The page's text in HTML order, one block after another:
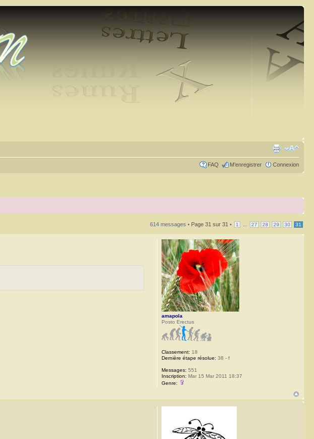
FAQ M’enregistrer Connexion
614 messages • Page 31 sur 31 • 1 27 28 29 30 31
amapola
Posto Erectus
Classement: 18
Dernière étape résolue: 38 - f
Messages: 551
Inscription: Mar 15 Mar 2011 18:37
Genre: